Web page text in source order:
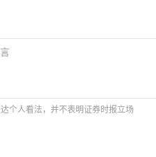
个人看法，并不表明证券时报立场